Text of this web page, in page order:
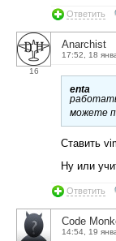
Ответить
16
Anarchist
17:52, 18
enta
можете
Ставить
Ну или
Ответить
Code
14:54, 19